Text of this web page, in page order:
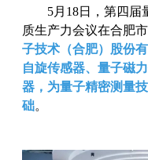
5月18日，第四届
质生产力会议在合肥
子技术（合肥）股份
自旋传感器、量子磁
器，为量子精密测量
础。